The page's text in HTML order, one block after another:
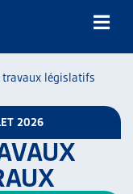
travaux législatifs
2026